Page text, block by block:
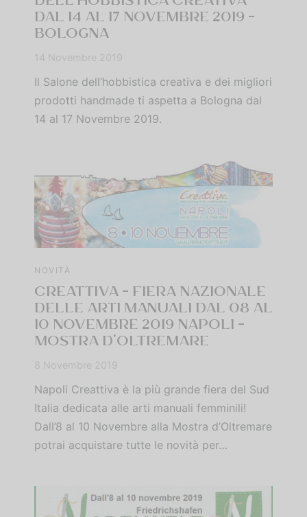
DAL 14 AL 17 NOVEMBRE 2019 –
BOLOGNA
14 Novembre 2019
Il Salone dell’hobbistica creativa e dei migliori
prodotti handmade ti aspetta a Bologna dal
14 al 17 Novembre 2019.
NOVITÀ
CREATTIVA – FIERA NAZIONALE
DELLE ARTI MANUALI DAL 08 AL
10 NOVEMBRE 2019 NAPOLI –
MOSTRA D’OLTREMARE
8 Novembre 2019
Napoli Creattiva è la più grande fiera del Sud
Italia dedicata alle arti manuali femminili!
Dall’8 al 10 Novembre alla Mostra d’Oltremare
potrai acquistare tutte le novità per…